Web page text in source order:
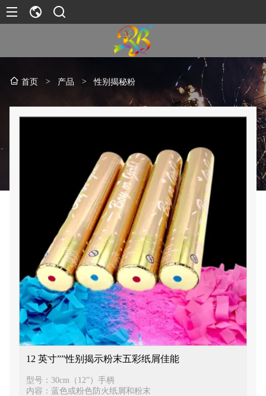
首页 > 产品 > 性别揭秘粉
12 英寸””性别揭示粉末五彩纸屑佳能
型号：30cm（12”）手柄
内容：蓝色或粉色防火纸屑和粉末